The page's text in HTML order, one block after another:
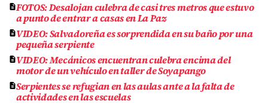
FOTOS: Desalojan culebra de casi tres metros que estuvo
a punto de entrar a casas en La Paz
VIDEO: Salvadoreña es sorprendida en su baño por una
pequeña serpiente
VIDEO: Mecánicos encuentran culebra encima del
motor de un vehículo en taller de Soyapango
Serpientes se refugian en las aulas ante a la falta de
actividades en las escuelas